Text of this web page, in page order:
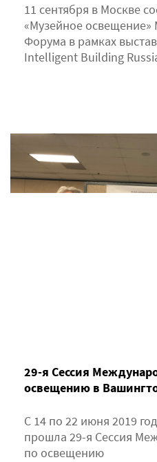
11 сентября в Москве
«Музейное освещение»
Форума в рамках
Intelligent Building
29-я Сессия
освещению в
С 14 по 22 июня 2019
прошла 29-я Сессия
по освещению